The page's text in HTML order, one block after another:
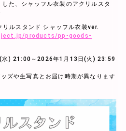
た、シャッフル衣装のアクリルスタ
リルスタンド シャッフル衣装ver.
products/pp-goods-
水) 21:00～2026年1月13日(火) 23:59
ズや生写真とお届け時期が異なります